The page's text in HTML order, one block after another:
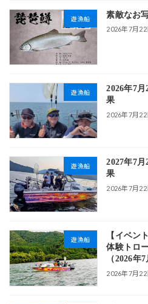
遊漁船 素敵なお
2026年7月22
遊漁船
2026年7
果
2026年7月22
遊漁船
2027年7
果
2026年7月22
遊漁船
【イベン
体験トロ
（2026年7
2026年7月22